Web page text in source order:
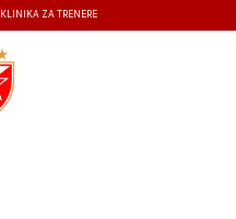
KLINIKA ZA TRENERE